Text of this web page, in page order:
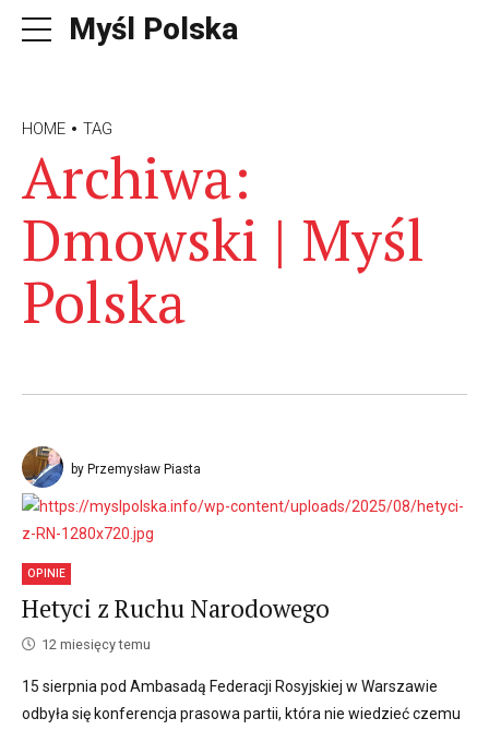
Myśl Polska
HOME TAG
Archiwa:
Dmowski | Myśl
Polska
by Przemysław Piasta
OPINIE
Hetyci z Ruchu Narodowego
12 miesięcy temu
15 sierpnia pod Ambasadą Federacji Rosyjskiej w Warszawie
odbyła się konferencja prasowa partii, która nie wiedzieć czemu